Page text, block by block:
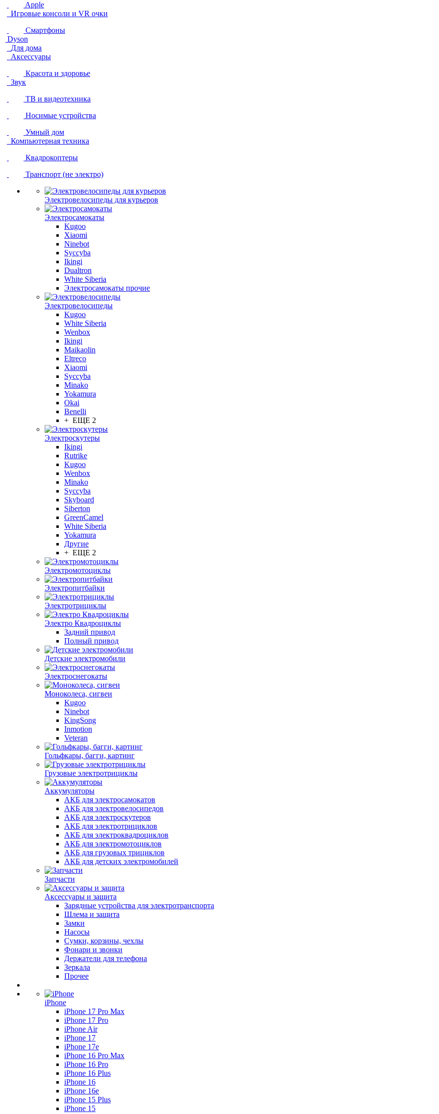
Apple
Игровые консоли и VR очки
Смартфоны
Dyson
Для дома
Аксессуары
Красота и здоровье
Звук
ТВ и видеотехника
Носимые устройства
Умный дом
Компьютерная техника
Квадрокоптеры
Транспорт (не электро)
Электровелосипеды для курьеров
Электросамокаты
Kugoo
Xiaomi
Ninebot
Syccyba
Ikingi
Dualtron
White Siberia
Электросамокаты прочие
Электровелосипеды
Kugoo
White Siberia
Wenbox
Ikingi
Maikaolin
Eltreco
Xiaomi
Syccyba
Minako
Yokamura
Okai
Benelli
+ ЕЩЕ 2
Электроскутеры
Ikingi
Rutrike
Kugoo
Wenbox
Minako
Syccyba
Skyboard
Siberton
GreenCamel
White Siberia
Yokamura
Другие
+ ЕЩЕ 2
Электромотоциклы
Электропитбайки
Электротрициклы
Электро Квадроциклы
Задний привод
Полный привод
Детские электромобили
Электроснегокаты
Моноколеса, сигвеи
Kugoo
Ninebot
KingSong
Inmotion
Veteran
Гольфкары, багги, картинг
Грузовые электротрициклы
Аккумуляторы
АКБ для электросамокатов
АКБ для электровелосипедов
АКБ для электроскутеров
АКБ для электротрициклов
АКБ для электроквадроциклов
АКБ для электромотоциклов
АКБ для грузовых трициклов
АКБ для детских электромобилей
Запчасти
Аксессуары и защита
Зарядные устройства для электротранспорта
Шлема и защита
Замки
Насосы
Сумки, корзины, чехлы
Фонари и звонки
Держатели для телефона
Зеркала
Прочее
iPhone
iPhone 17 Pro Max
iPhone 17 Pro
iPhone Air
iPhone 17
iPhone 17e
iPhone 16 Pro Max
iPhone 16 Pro
iPhone 16 Plus
iPhone 16
iPhone 16e
iPhone 15 Plus
iPhone 15